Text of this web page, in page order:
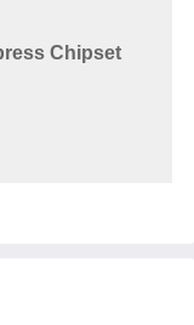
Chipset